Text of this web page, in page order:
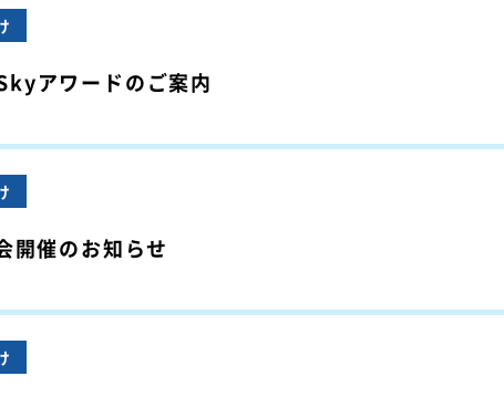
アワードのご案内
開催のお知らせ